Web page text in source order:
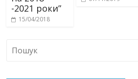
-2021 роки”
15/04/2018